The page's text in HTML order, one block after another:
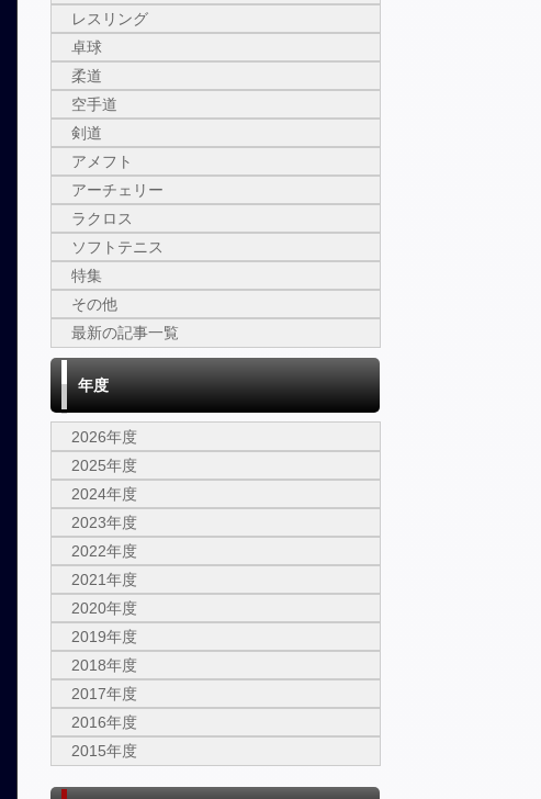
レスリング
卓球
柔道
空手道
剣道
アメフト
アーチェリー
ラクロス
ソフトテニス
特集
その他
最新の記事一覧
年度
2026年度
2025年度
2024年度
2023年度
2022年度
2021年度
2020年度
2019年度
2018年度
2017年度
2016年度
2015年度